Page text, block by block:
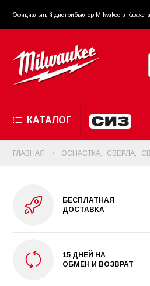
Официальный диcтрибьютор Milwakee в
КАТАЛОГ
ГЛАВНАЯ ОСНАСТКА СВЕРЛА
БЕСПЛАТНАЯ
ДОСТАВКА
15 ДНЕЙ НА
ОБМЕН И ВОЗВРАТ